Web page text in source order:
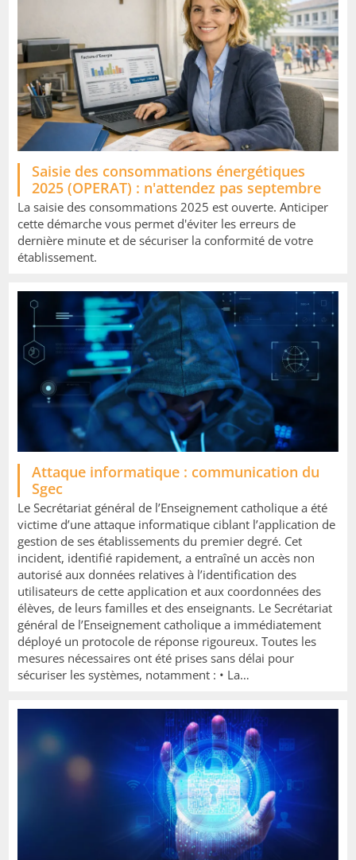
Saisie des consommations énergétiques
2025 (OPERAT) : n'attendez pas septembre
La saisie des consommations 2025 est ouverte. Anticiper
cette démarche vous permet d'éviter les erreurs de
dernière minute et de sécuriser la conformité de votre
établissement.
Attaque informatique : communication du
Sgec
Le Secrétariat général de l’Enseignement catholique a été
victime d’une attaque informatique ciblant l’application de
gestion de ses établissements du premier degré. Cet
incident, identifié rapidement, a entraîné un accès non
autorisé aux données relatives à l’identification des
utilisateurs de cette application et aux coordonnées des
élèves, de leurs familles et des enseignants. Le Secrétariat
général de l’Enseignement catholique a immédiatement
déployé un protocole de réponse rigoureux. Toutes les
mesures nécessaires ont été prises sans délai pour
sécuriser les systèmes, notamment : • La…